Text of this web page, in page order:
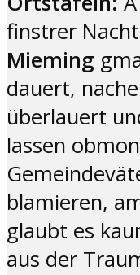
finstrer
Mieming
dauert, nache
überlauert
lassen
blamieren,
glaubt es
aus der